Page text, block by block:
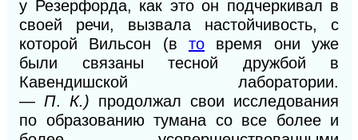
у Резерфорда, как это он подчеркивал в
своей речи, вызвала настойчивость, с
которой Вильсон (в то время они уже
были связаны тесной дружбой в
Кавендишской лаборатории.
— П. К.) продолжал свои исследования
по образованию тумана со все более и